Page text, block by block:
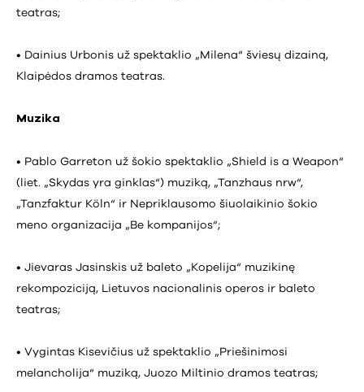
teatras;
• Dainius Urbonis už spektaklio „Milena“ šviesų dizainą,
Klaipėdos dramos teatras.
Muzika
• Pablo Garreton už šokio spektaklio „Shield is a Weapon“
(liet. „Skydas yra ginklas“) muziką, „Tanzhaus nrw“,
„Tanzfaktur Köln“ ir Nepriklausomo šiuolaikinio šokio
meno organizacija „Be kompanijos“;
• Jievaras Jasinskis už baleto „Kopelija“ muzikinę
rekompoziciją, Lietuvos nacionalinis operos ir baleto
teatras;
• Vygintas Kisevičius už spektaklio „Priešinimosi
melancholija“ muziką, Juozo Miltinio dramos teatras;